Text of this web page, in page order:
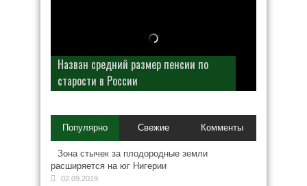
Назван средний размер пенсии по
старости в России
Популярно Свежие Комменты
Зона стычек за плодородные земли
расширяется на юг Нигерии
02.09.2019